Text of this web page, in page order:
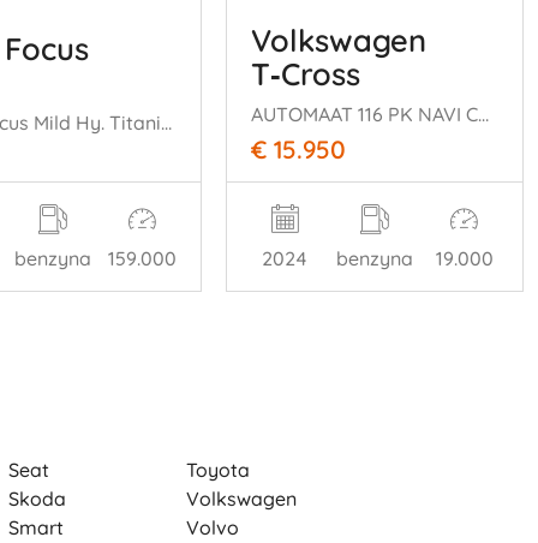
Ford Focus Mild Hy. Titanium X Navi Klima Kamera Pdc
benzyna 159.000
Volkswagen
T‑Cross
AUTOMAAT 116 PK NAVI CLIMA CAMERA B.J 12-2024 FACELIFT
€ 15.950
2024 benzyna 19.000
Seat
Skoda
Smart
Toyota
Volkswagen
Volvo